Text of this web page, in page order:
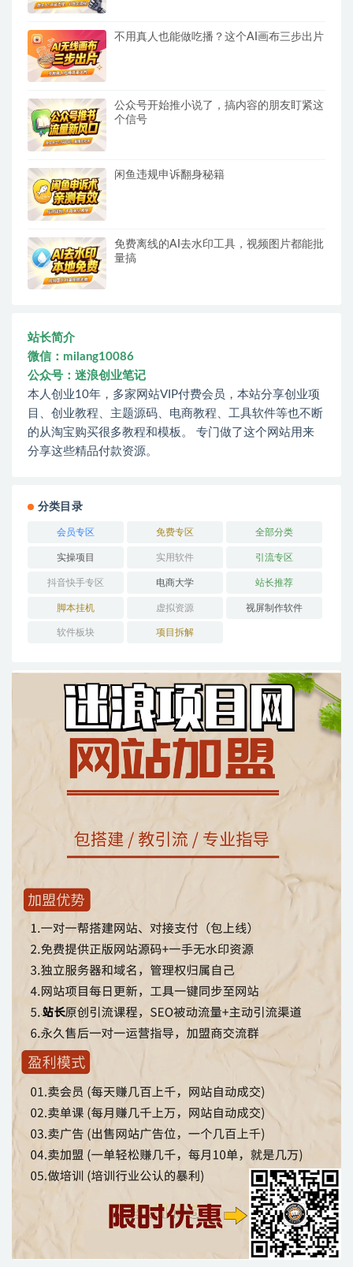
不用真人也能做吃播？这个AI画布三步出片
公众号开始推小说了，搞内容的朋友盯紧这
个信号
闲鱼违规申诉翻身秘籍
免费离线的AI去水印工具，视频图片都能批
量搞
站长简介
微信：milang10086
公众号：迷浪创业笔记
本人创业10年，多家网站VIP付费会员，本站分享创业项
目、创业教程、主题源码、电商教程、工具软件等也不断
的从淘宝购买很多教程和模板。 专门做了这个网站用来
分享这些精品付款资源。
分类目录
会员专区 免费专区 全部分类
实操项目 实用软件 引流专区
抖音快手专区 电商大学 站长推荐
脚本挂机 虚拟资源 视屏制作软件
软件板块 项目拆解